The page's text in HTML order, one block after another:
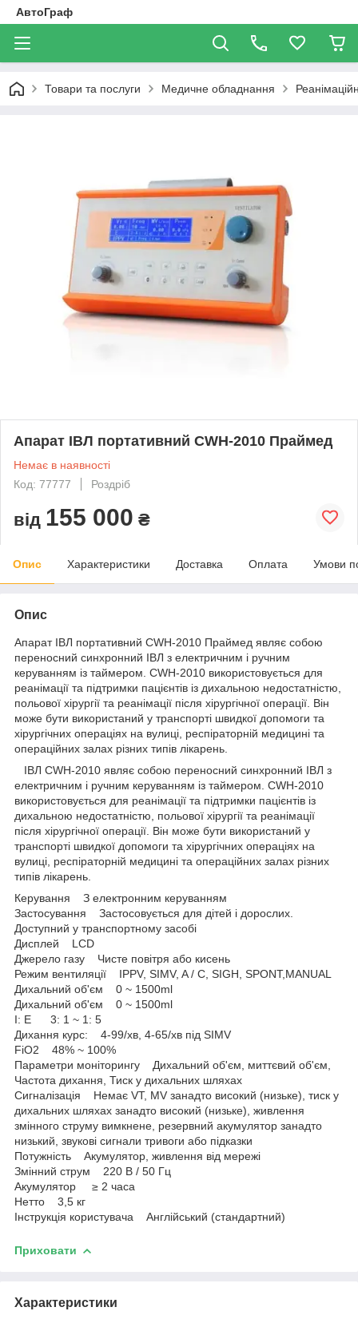
АвтоГраф
Товари та послуги Медичне обладнання
Апарат ІВЛ портативний CWH-2010 Праймед
Немає в наявності
Код: 77777
Роздріб
від 155 000 ₴
Опис Характеристики Доставка Оплата Умови
Опис
Апарат ІВЛ портативний CWH-2010 Праймед являє собою
переносний синхронний ІВЛ з електричним і ручним
керуванням із таймером. CWH-2010 використовується для
реанімації та підтримки пацієнтів із дихальною недостатністю,
польової хірургії та реанімації після хірургічної операції. Він
може бути використаний у транспорті швидкої допомоги та
хірургічних операціях на вулиці, респіраторній медицині та
операційних залах різних типів лікарень.
ІВЛ CWH-2010 являє собою переносний синхронний ІВЛ з
електричним і ручним керуванням із таймером. CWH-2010
використовується для реанімації та підтримки пацієнтів із
дихальною недостатністю, польової хірургії та реанімації
після хірургічної операції. Він може бути використаний у
транспорті швидкої допомоги та хірургічних операціях на
вулиці, респіраторній медицині та операційних залах різних
типів лікарень.
Керування З електронним керуванням
Застосування Застосовується для дітей і дорослих.
Доступний у транспортному засобі
Дисплей LCD
Джерело газу Чисте повітря або кисень
Режим вентиляції IPPV, SIMV, A / C, SIGH, SPONT,MANUAL
Дихальний об'єм 0 ~ 1500ml
Дихальний об'єм 0 ~ 1500ml
I: E 3: 1 ~ 1: 5
Дихання курс: 4-99/хв, 4-65/хв під SIMV
FiO2 48% ~ 100%
Параметри моніторингу Дихальний об'єм, миттєвий об'єм,
Частота дихання, Тиск у дихальних шляхах
Сигналізація Немає VT, MV занадто високий (низьке), тиск у
дихальних шляхах занадто високий (низьке), живлення
змінного струму вимкнене, резервний акумулятор занадто
низький, звукові сигнали тривоги або підказки
Потужність Акумулятор, живлення від мережі
Змінний струм 220 В / 50 Гц
Акумулятор ≥ 2 часа
Нетто 3,5 кг
Інструкція користувача Англійський (стандартний)
Приховати
Характеристики